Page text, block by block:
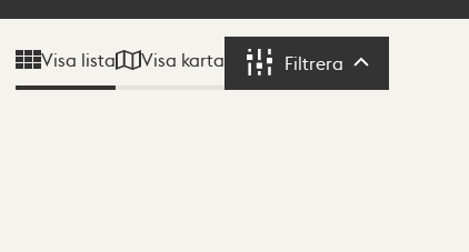
Visa lista Visa karta Filtrera Filtrera